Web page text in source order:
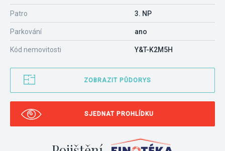
Patro 3. NP
Parkování ano
Kód nemovitosti Y&T-K2M5H
ZOBRAZIT PŮDORYS
SJEDNAT PROHLÍDKU